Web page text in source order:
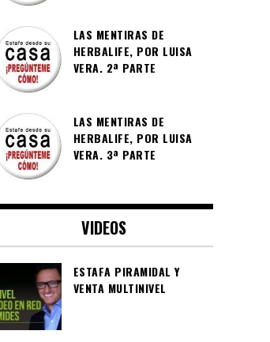
LAS MENTIRAS DE
HERBALIFE, POR LUISA
VERA. 2ª PARTE
LAS MENTIRAS DE
HERBALIFE, POR LUISA
VERA. 3ª PARTE
VIDEOS
ESTAFA PIRAMIDAL Y
VENTA MULTINIVEL